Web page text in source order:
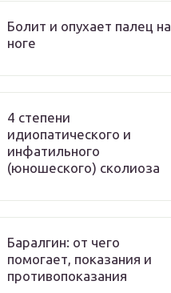
Болит и опухает палец на
ноге
4 степени
идиопатического и
инфатильного
(юношеского) сколиоза
Баралгин: от чего
помогает, показания и
противопоказания